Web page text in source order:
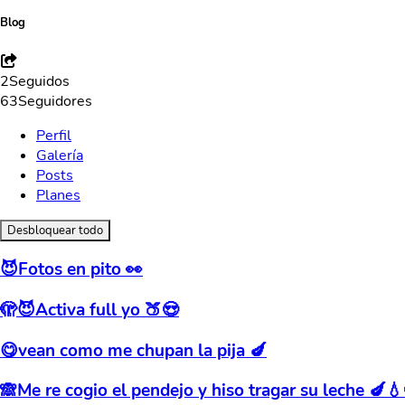
Blog
2Seguidos
63Seguidores
Perfil
Galería
Posts
Planes
Desbloquear todo
😈Fotos en pito 👀
🫣😈Activa full yo 🍑😍
😋vean como me chupan la pija 🍆
🙈Me re cogio el pendejo y hiso tragar su leche